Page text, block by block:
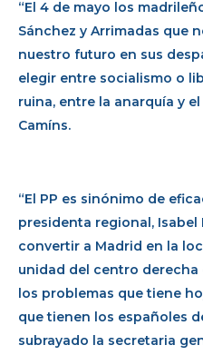
“El 4 de mayo los
Sánchez y Arrimadas que
nuestro futuro en sus
elegir entre socialismo o
ruina, entre la anarquía y
Camíns.
“El PP es sinónimo de
presidenta regional, Isabel
convertir a Madrid en la
unidad del centro derecha
los problemas que tiene
que tienen los españoles
subrayado la secretaria